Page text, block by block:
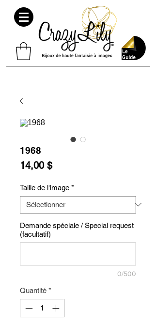
1968
14,00 $Prix
Taille de l'image *
Demande spéciale / Special request
(facultatif)
0/500
Quantité *